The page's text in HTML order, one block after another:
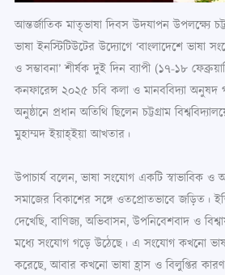
আন্তর্জাতিক মাতৃভাষা দিবস উদযাপন উপলক্ষ্যে
ভাষা ইনস্টিটিউটের উদ্যোগে ‘বাংলাদেশে ভাষা
ও সম্ভাবনা’ শীর্ষক দুই দিন ব্যাপী (১৭-১৮
কনফারেন্স ২০২৫ চবি কলা ও মানববিদ্যা অনুষদ
অনুষ্ঠানে প্রধান অতিথি ছিলেন চট্টগ্রাম
মুহাম্মদ ইয়াহ্ইয়া আখতার।
উপাচার্য বলেন, ভাষা সংযোগ একটি স্বাভাবিক ও
সমাজের বিকাশের সঙ্গে ওতপ্রোতভাবে জড়িত।
দেখেছি, বাণিজ্য, অভিবাসন, উপনিবেশবাদ ও
মধ্যে সংযোগ গড়ে উঠেছে। এ সংযোগ কখনো
করেছে, আবার কখনো ভাষা হ্রাস ও বিলুপ্তির